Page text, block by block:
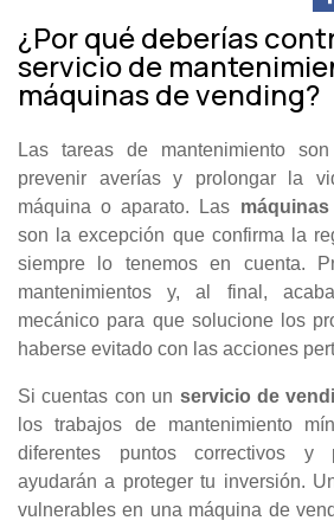
¿Por qué deberías
servicio de
máquinas de vending?
Las tareas de mantenimiento
prevenir averías y prolongar la
máquina o aparato. Las
son la excepción que confirma la
siempre lo tenemos en cuenta.
mantenimientos y, al final,
mecánico para que solucione los
haberse evitado con las acciones
Si cuentas con un servicio de
los trabajos de mantenimiento
diferentes puntos correctivos y
ayudarán a proteger tu inversión.
vulnerables en una máquina de